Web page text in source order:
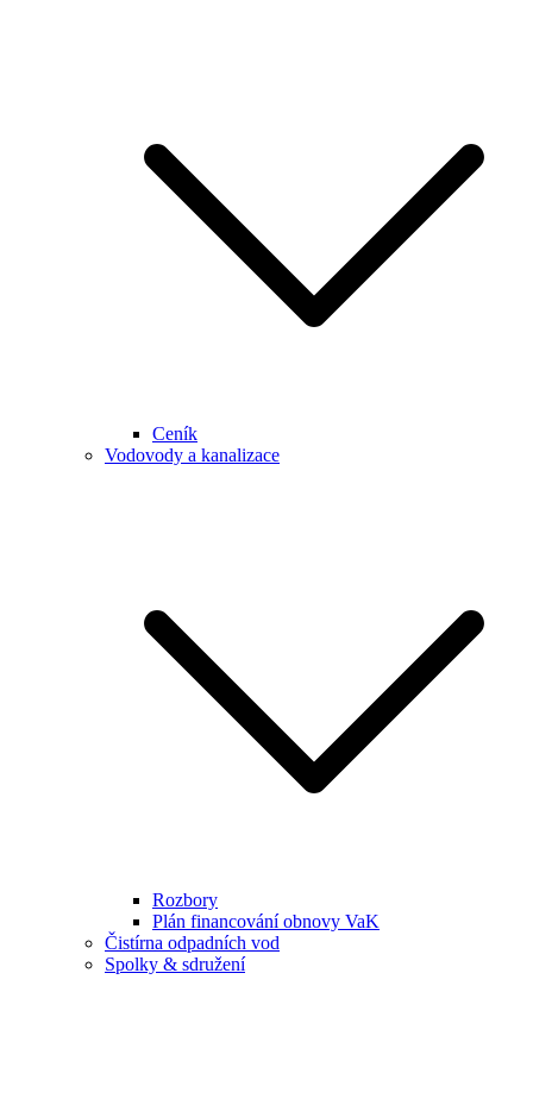
Ceník
Vodovody a kanalizace
Rozbory
Plán financování obnovy VaK
Čistírna odpadních vod
Spolky & sdružení